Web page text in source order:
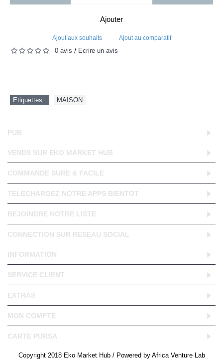
Ajouter
Ajout aux souhaits Ajout au comparatif
0 avis / Écrire un avis
Etiquettes : MAISON
PUB
VENDS SUR EKO MARKET HUB
COMMANDE SURE & FACILE
TELECHARGEZ NOTRE APPS BIENTOT
REJOINDRE NOTRE LISTE
CONNECTION SUR RESEAU SOCIAL
INFORMATION
SERVICE CLIENT
EXTRAS
MON COMPTE
CARTE PURSA
Copyright 2018 Eko Market Hub / Powered by Africa Venture Lab